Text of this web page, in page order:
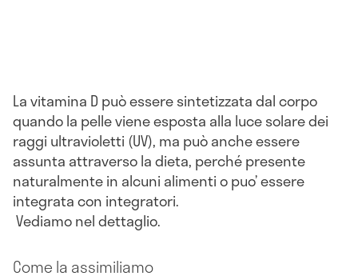
La vitamina D può essere sintetizzata dal corpo
quando la pelle viene esposta alla luce solare dei
raggi ultravioletti (UV), ma può anche essere
assunta attraverso la dieta, perché presente
naturalmente in alcuni alimenti o puo’ essere
integrata con integratori.
Vediamo nel dettaglio.
Come la assimiliamo